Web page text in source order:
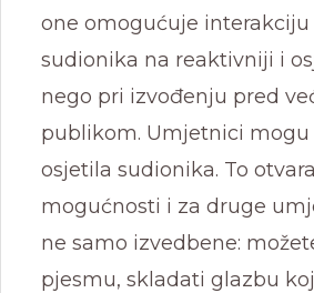
one omogućuje interakciju
sudionika na reaktivniji i
nego pri izvođenju pred
publikom. Umjetnici
osjetila sudionika. To
mogućnosti i za druge
ne samo izvedbene:
pjesmu, skladati glazbu